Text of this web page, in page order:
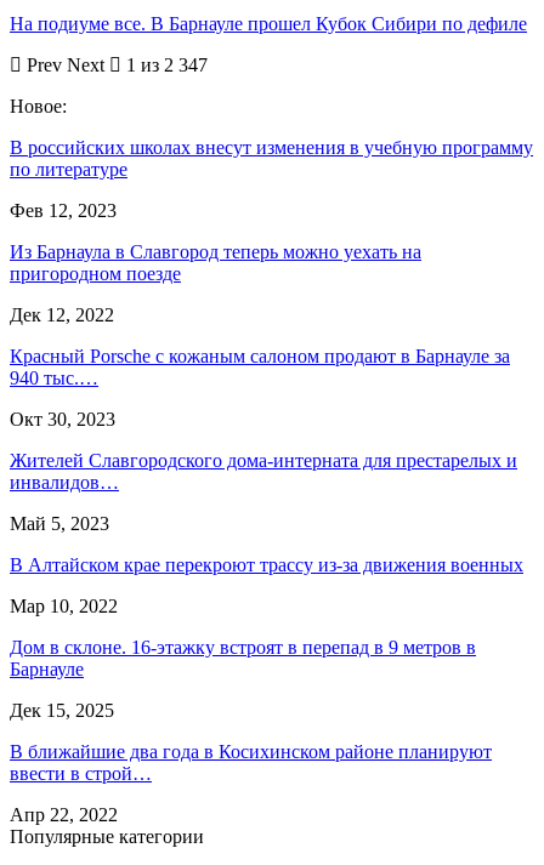
На подиуме все. В Барнауле прошел Кубок Сибири по дефиле
Prev Next
1 из 2 347
Новое:
В российских школах внесут изменения в учебную программу
по литературе
Фев 12, 2023
Из Барнаула в Славгород теперь можно уехать на
пригородном поезде
Дек 12, 2022
Красный Porsche с кожаным салоном продают в Барнауле за
940 тыс.…
Окт 30, 2023
Жителей Славгородского дома-интерната для престарелых и
инвалидов…
Май 5, 2023
В Алтайском крае перекроют трассу из-за движения военных
Мар 10, 2022
Дом в склоне. 16-этажку встроят в перепад в 9 метров в
Барнауле
Дек 15, 2025
В ближайшие два года в Косихинском районе планируют
ввести в строй…
Апр 22, 2022
Популярные категории